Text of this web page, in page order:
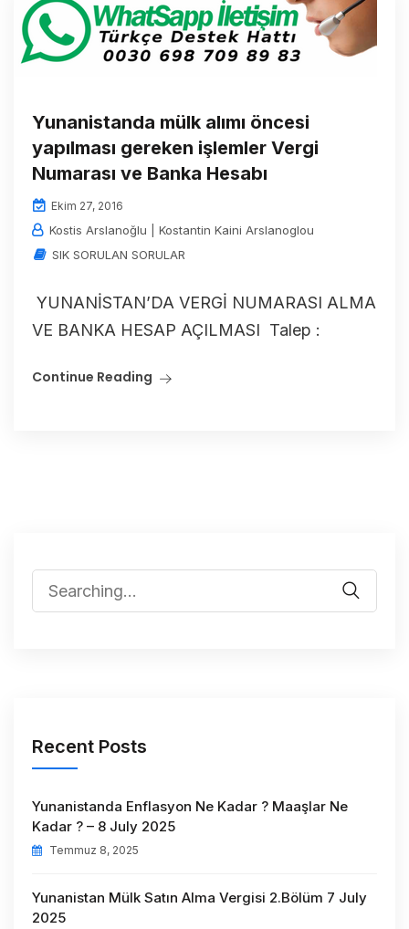
Yunanistanda mülk alımı öncesi
yapılması gereken işlemler Vergi
Numarası ve Banka Hesabı
Ekim 27, 2016
Kostis Arslanoğlu | Kostantin Kaini Arslanoglou
SIK SORULAN SORULAR
YUNANİSTAN’DA VERGİ NUMARASI ALMA
VE BANKA HESAP AÇILMASI Talep :
Continue Reading
Recent Posts
Yunanistanda Enflasyon Ne Kadar ? Maaşlar Ne
Kadar ? – 8 July 2025
Temmuz 8, 2025
Yunanistan Mülk Satın Alma Vergisi 2.Bölüm 7 July
2025